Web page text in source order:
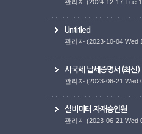
관리자 (2024-12-17 Tue
Untitled
관리자 (2023-10-04 Wed
시국세 납세증명서 (최신)
관리자 (2023-06-21 Wed
설비미터 자재승인원
관리자 (2023-06-21 Wed